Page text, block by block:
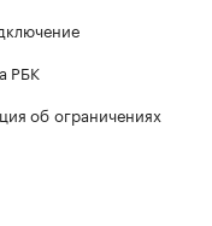
РБК
об ограничениях